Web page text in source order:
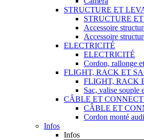
STRUCTURE ET
STRUCTURE
Accessoire
Accessoire
ELECTRICITÉ
ELECTRICITÉ
Cordon, rallonge
FLIGHT, RACK ET
FLIGHT, RACK
Sac, valise souple
CÂBLE ET
CÂBLE ET
Cordon monté
Infos
Infos